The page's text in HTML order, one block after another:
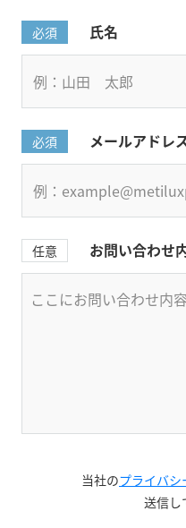
必須 氏名
必須 メールアドレ
任意 お問い合わせ
当社のプライバシ
送信し